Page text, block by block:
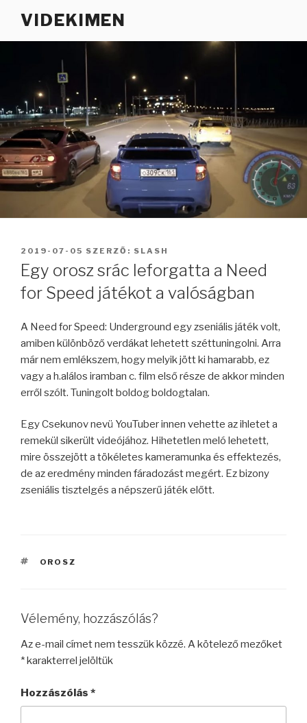
VIDEKIMEN
BEKÜLDVE:
2019-07-05 SZERZŐ: SLASH
Egy orosz srác leforgatta a Need
for Speed játékot a valóságban
A Need for Speed: Underground egy zseniális játék volt,
amiben különböző verdákat lehetett széttuningolni. Arra
már nem emlékszem, hogy melyik jött ki hamarabb, ez
vagy a h.alálos iramban c. film első része de akkor minden
erről szólt. Tuningolt boldog boldogtalan.
Egy Csekunov nevü YouTuber innen vehette az ihletet a
remekül sikerült videójához. Hihetetlen meló lehetett,
mire összejött a tökéletes kameramunka és effektezés,
de az eredmény minden fáradozást megért. Ez bizony
zseniális tisztelgés a népszerű játék előtt.
CÍMKÉK
OROSZ
Vélemény, hozzászólás?
Az e-mail címet nem tesszük közzé. A kötelező mezőket
*karakterrel jelöltük
Hozzászólás *